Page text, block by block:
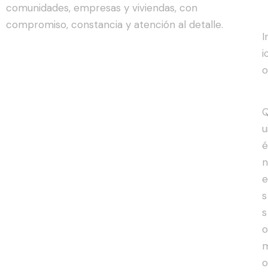
comunidades, empresas y viviendas, con
compromiso, constancia y atención al detalle.
o
é
n
e
s
s
o
o